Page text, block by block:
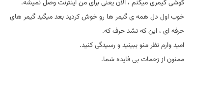
گوشی گیمری میکنم ، الان یعنی برای من اینترنت وصل نمیشه.
خوب اول دل همه ی گیمر ها رو خوش کردید بعد میگید گیمر های
حرفه ای ، این که نشد حرف که.
امید وارم نظر منو ببینید و رسیدگی کنید.
ممنون از زحمات بی فایده شما.